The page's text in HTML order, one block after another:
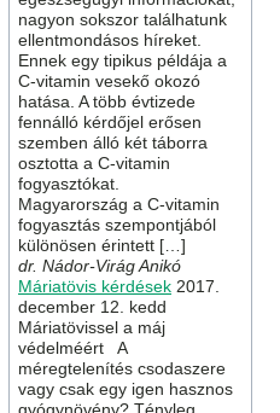
nagyon sokszor találhatunk
ellentmondásos híreket.
Ennek egy tipikus példája a
C-vitamin vesekő okozó
hatása. A több évtizede
fennálló kérdőjel erősen
szemben álló két táborra
osztotta a C-vitamin
fogyasztókat.
Magyarország a C-vitamin
fogyasztás szempontjából
különösen érintett […]
dr. Nádor-Virág Anikó
Máriatövis kérdések 2017.
december 12. kedd
Máriatövissel a máj
védelméért A
méregtelenítés csodaszere
vagy csak egy igen hasznos